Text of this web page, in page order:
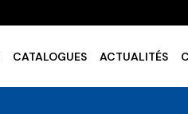
CATALOGUES ACTUALITÉS